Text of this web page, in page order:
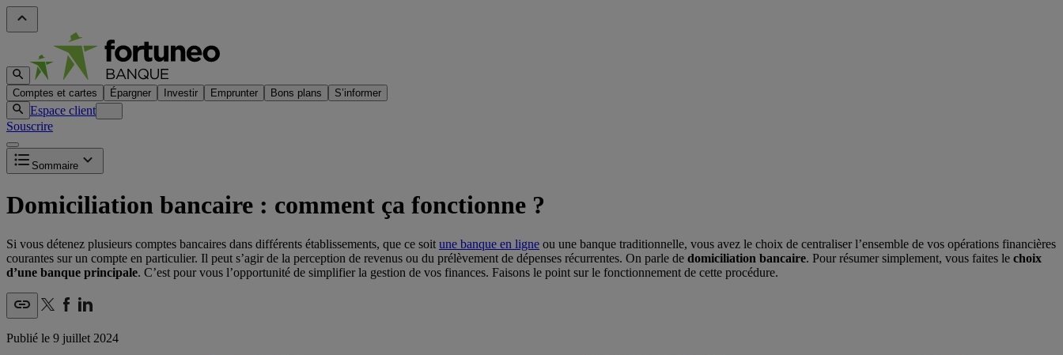
Comptes et cartes Épargner Investir Emprunter Bons plans S’informer
Espace client
Souscrire
Sommaire
Domiciliation bancaire : comment ça fonctionne ?
Si vous détenez plusieurs comptes bancaires dans différents établissements, que ce soit une banque en ligne ou une banque traditionnelle, vous avez le choix de centraliser l’ensemble de vos opérations financières
courantes sur un compte en particulier. Il peut s’agir de la perception de revenus ou du prélèvement de dépenses récurrentes. On parle de domiciliation bancaire. Pour résumer simplement, vous faites le choix
d’une banque principale. C’est pour vous l’opportunité de simplifier la gestion de vos finances. Faisons le point sur le fonctionnement de cette procédure.
Publié le 9 juillet 2024